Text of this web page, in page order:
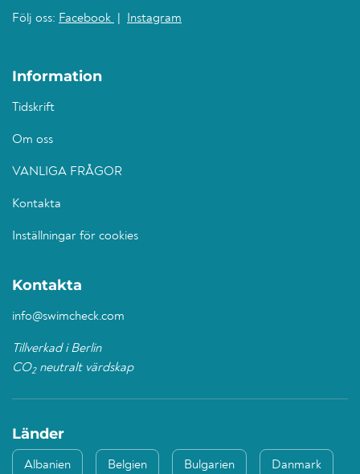
Följ oss: Facebook Instagram
Information
Tidskrift
Om oss
VANLIGA FRÅGOR
Kontakta
Inställningar för cookies
Kontakta
info@swimcheck.com
Tillverkad i Berlin
CO2neutralt värdskap
Länder
Albanien Belgien Bulgarien Danmark